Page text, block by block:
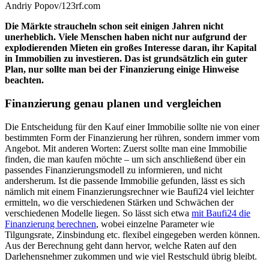
Andriy Popov/123rf.com
Die Märkte straucheln schon seit einigen Jahren nicht
unerheblich. Viele Menschen haben nicht nur aufgrund der
explodierenden Mieten ein großes Interesse daran, ihr Kapital
in Immobilien zu investieren. Das ist grundsätzlich ein guter
Plan, nur sollte man bei der Finanzierung einige Hinweise
beachten.
Finanzierung genau planen und vergleichen
Die Entscheidung für den Kauf einer Immobilie sollte nie von einer
bestimmten Form der Finanzierung her rühren, sondern immer vom
Angebot. Mit anderen Worten: Zuerst sollte man eine Immobilie
finden, die man kaufen möchte – um sich anschließend über ein
passendes Finanzierungsmodell zu informieren, und nicht
andersherum. Ist die passende Immobilie gefunden, lässt es sich
nämlich mit einem Finanzierungsrechner wie Baufi24 viel leichter
ermitteln, wo die verschiedenen Stärken und Schwächen der
verschiedenen Modelle liegen. So lässt sich etwa mit Baufi24 die
Finanzierung berechnen, wobei einzelne Parameter wie
Tilgungsrate, Zinsbindung etc. flexibel eingegeben werden können.
Aus der Berechnung geht dann hervor, welche Raten auf den
Darlehensnehmer zukommen und wie viel Restschuld übrig bleibt.